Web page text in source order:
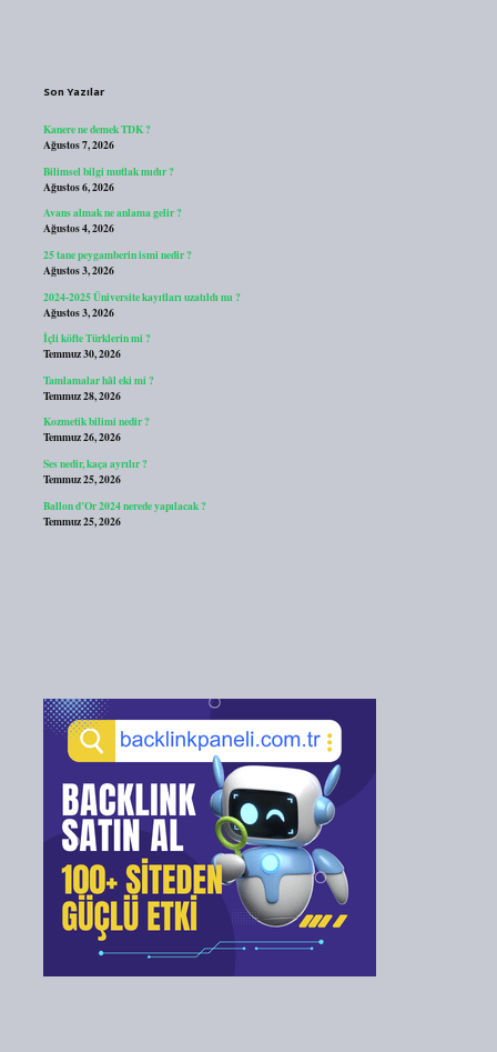
Son Yazılar
Kanere ne demek TDK ?
Ağustos 7, 2026
Bilimsel bilgi mutlak mıdır ?
Ağustos 6, 2026
Avans almak ne anlama gelir ?
Ağustos 4, 2026
25 tane peygamberin ismi nedir ?
Ağustos 3, 2026
2024-2025 Üniversite kayıtları uzatıldı mı ?
Ağustos 3, 2026
İçli köfte Türklerin mi ?
Temmuz 30, 2026
Tamlamalar hâl eki mi ?
Temmuz 28, 2026
Kozmetik bilimi nedir ?
Temmuz 26, 2026
Ses nedir, kaça ayrılır ?
Temmuz 25, 2026
Ballon d’Or 2024 nerede yapılacak ?
Temmuz 25, 2026